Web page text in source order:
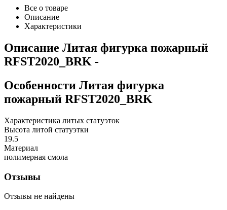
Все о товаре
Описание
Характеристики
Описание Литая фигурка пожарный
RFST2020_BRK -
Особенности Литая фигурка
пожарный RFST2020_BRK
Характеристика литых статуэток
Высота литой статуэтки
19.5
Материал
полимерная смола
Отзывы
Отзывы не найдены